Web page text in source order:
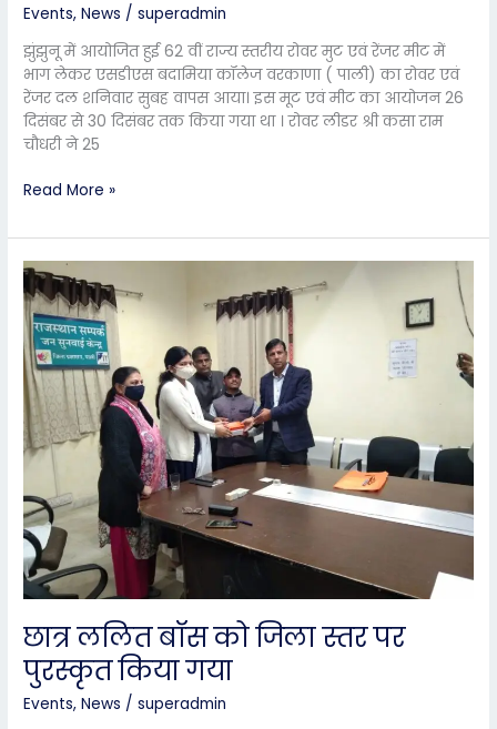
Events,News /superadmin
झुंझुनू में आयोजित हुई 62 वीं राज्य स्तरीय रोवर मुट एवं रेंजर मीट में
भाग लेकर एसडीएस बदामिया कॉलेज वरकाणा ( पाली) का रोवर एवं
रेंजर दल शनिवार सुबह वापस आया। इस मूट एवं मीट का आयोजन 26
दिसंबर से 30 दिसंबर तक किया गया था । रोवर लीडर श्री कसा राम
चौधरी ने 25
Read More »
छात्र ललित बॉस को जिला स्तर पर
पुरस्कृत किया गया
Events,News /superadmin
छात्र
ललित
बॉस
को
जिला
स्तर
पर
पुरस्कृत
किया